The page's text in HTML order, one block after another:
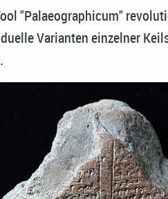
"Palaeographicum"
Varianten einzelner